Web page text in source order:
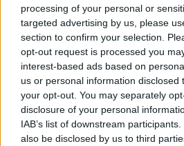
processing of your personal or
targeted advertising by us, please
section to confirm your selection.
opt-out request is processed you
interest-based ads based on
us or personal information disclosed
your opt-out. You may separately
disclosure of your personal
IAB’s list of downstream
also be disclosed by us to third